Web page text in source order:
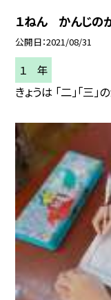
１ねん かんじのが
公開日 2021/08/31
１ 年
きょうは 「二」「三